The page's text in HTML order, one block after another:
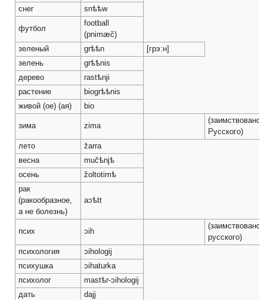
снег
snѣѣw
футбол
football
(pnimæč)
зеленый
grѣѣn
[грэ:н]
зелень
grѣѣnis
дерево
rastѣnji
растение
biogrѣѣnis
живой (ое) (ая)
bio
зима zima
(заимствовано
Русского)
лето
žarra
весна
mučѣnjѣ
осень
žoltotimѣ
рак
(ракообразное,
а не болезнь)
aↄѣtt
псих ↄih
(заимствовано
русского)
психология
ↄihologij
психушка
ↄihaturka
психолог
mastѣr-ↄihologij
дать
dajj